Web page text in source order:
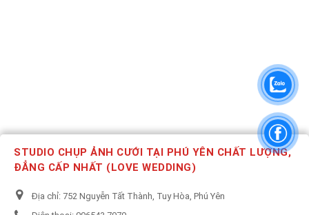
STUDIO CHỤP ẢNH CƯỚI TẠI PHÚ YÊN CHẤT LƯỢNG,
ĐẲNG CẤP NHẤT (LOVE WEDDING)
Địa chỉ: 752 Nguyễn Tất Thành, Tuy Hòa, Phú Yên